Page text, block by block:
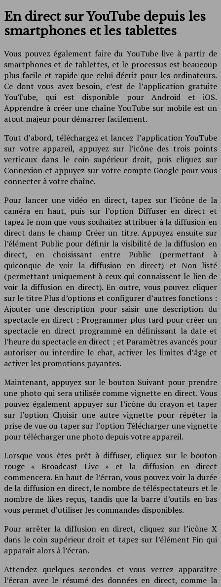
En direct sur YouTube depuis les
smartphones et les tablettes
Vous pouvez également faire du YouTube live à partir de
smartphones et de tablettes, et le processus est beaucoup
plus facile et rapide que celui décrit pour les ordinateurs.
Ce dont vous avez besoin, c’est de l’application gratuite
YouTube, qui est disponible pour Android et iOS.
Apprendre à créer une chaîne YouTube sur mobile est un
atout majeur pour démarrer facilement.
Tout d’abord, téléchargez et lancez l’application YouTube
sur votre appareil, appuyez sur l’icône des trois points
verticaux dans le coin supérieur droit, puis cliquez sur
Connexion et appuyez sur votre compte Google pour vous
connecter à votre chaîne.
Pour lancer une vidéo en direct, tapez sur l’icône de la
caméra en haut, puis sur l’option Diffuser en direct et
tapez le nom que vous souhaitez attribuer à la diffusion en
direct dans le champ Créer un titre. Appuyez ensuite sur
l’élément Public pour définir la visibilité de la diffusion en
direct, en choisissant entre Public (permettant à
quiconque de voir la diffusion en direct) et Non listé
(permettant uniquement à ceux qui connaissent le lien de
voir la diffusion en direct). En outre, vous pouvez cliquer
sur le titre Plus d’options et configurer d’autres fonctions :
Ajouter une description pour saisir une description du
spectacle en direct ; Programmer plus tard pour créer un
spectacle en direct programmé en définissant la date et
l’heure du spectacle en direct ; et Paramètres avancés pour
autoriser ou interdire le chat, activer les limites d’âge et
activer les promotions payantes.
Maintenant, appuyez sur le bouton Suivant pour prendre
une photo qui sera utilisée comme vignette en direct. Vous
pouvez également appuyer sur l’icône du crayon et taper
sur l’option Choisir une autre vignette pour répéter la
prise de vue ou taper sur l’option Télécharger une vignette
pour télécharger une photo depuis votre appareil.
Lorsque vous êtes prêt à diffuser, cliquez sur le bouton
rouge « Broadcast Live » et la diffusion en direct
commencera. En haut de l’écran, vous pouvez voir la durée
de la diffusion en direct, le nombre de téléspectateurs et le
nombre de likes reçus, tandis que la barre d’outils en bas
vous permet d’utiliser les commandes disponibles.
Pour arrêter la diffusion en direct, cliquez sur l’icône X
dans le coin supérieur droit et tapez sur l’élément Fin qui
apparaît alors à l’écran.
Attendez quelques secondes et vous verrez apparaître
l’écran avec le résumé des données en direct, comme la